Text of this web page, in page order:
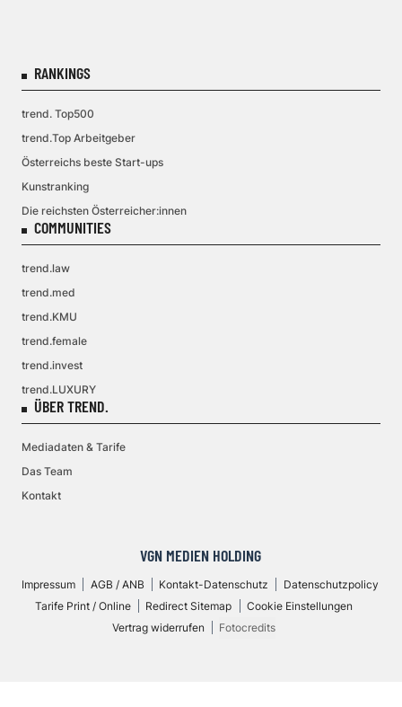
RANKINGS
trend. Top500
trend.Top Arbeitgeber
Österreichs beste Start-ups
Kunstranking
Die reichsten Österreicher:innen
COMMUNITIES
trend.law
trend.med
trend.KMU
trend.female
trend.invest
trend.LUXURY
ÜBER TREND.
Mediadaten & Tarife
Das Team
Kontakt
VGN MEDIEN HOLDING
Impressum AGB / ANB Kontakt-Datenschutz
Datenschutzpolicy
Tarife Print / Online
Redirect Sitemap
Cookie Einstellungen
Vertrag widerrufen
Fotocredits